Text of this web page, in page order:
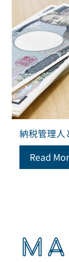
納税管理人
Read